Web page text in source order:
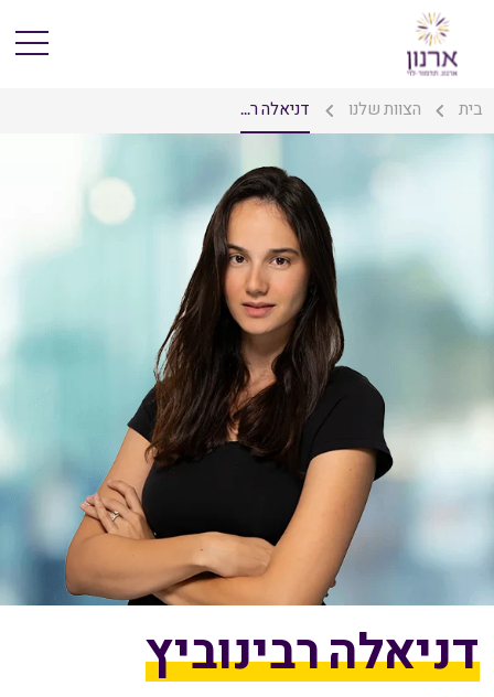
בית הצוות שלנו דניאלה ר...
דניאלה רבינוביץ